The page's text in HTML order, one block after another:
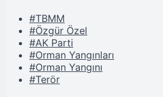
#TBMM
#Özgür Özel
#AK Parti
#Orman Yangınları
#Orman Yangını
#Terör